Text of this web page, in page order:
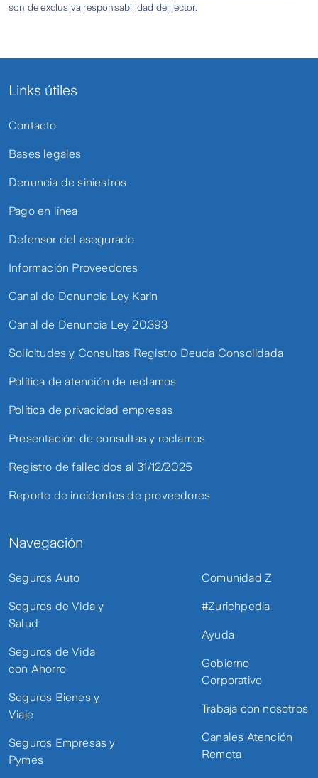
son de exclusiva responsabilidad del lector.
Links útiles
Contacto
Bases legales
Denuncia de siniestros
Pago en línea
Defensor del asegurado
Información Proveedores
Canal de Denuncia Ley Karin
Canal de Denuncia Ley 20.393
Solicitudes y Consultas Registro Deuda Consolidada
Política de atención de reclamos
Política de privacidad empresas
Presentación de consultas y reclamos
Registro de fallecidos al 31/12/2025
Reporte de incidentes de proveedores
Navegación
Seguros Auto
Seguros de Vida y
Salud
Seguros de Vida
con Ahorro
Seguros Bienes y
Viaje
Seguros Empresas y
Pymes
Comunidad Z
#Zurichpedia
Ayuda
Gobierno
Corporativo
Trabaja con nosotros
Canales Atención
Remota